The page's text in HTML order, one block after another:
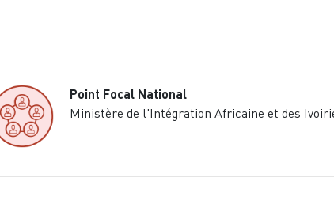
Point Focal National
Ministère de l'Intégration Africaine et des